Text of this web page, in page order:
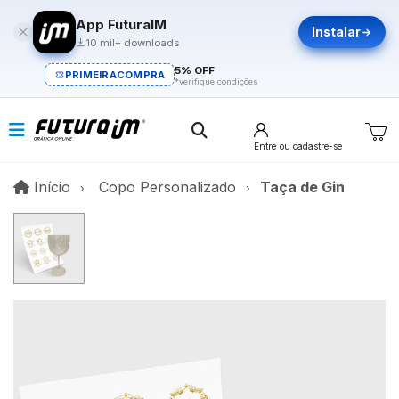
App FuturaIM
10 mil+ downloads
Instalar
PRIMEIRACOMPRA 5% OFF
*verifique condições
Entre ou cadastre-se
Início InícioCopo Personalizado Taça de Gin